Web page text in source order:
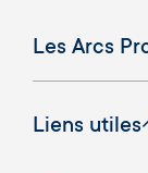
Les Arcs
Liens utiles